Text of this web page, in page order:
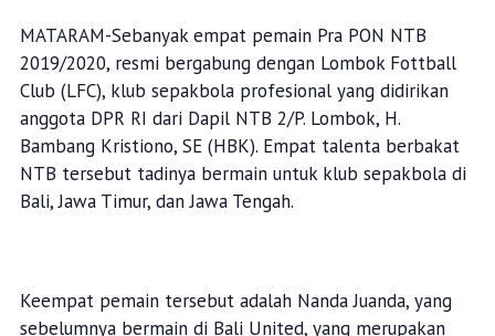
MATARAM-Sebanyak empat pemain Pra PON NTB
2019/2020, resmi bergabung dengan Lombok Fottball
Club (LFC), klub sepakbola profesional yang didirikan
anggota DPR RI dari Dapil NTB 2/P. Lombok, H.
Bambang Kristiono, SE (HBK). Empat talenta berbakat
NTB tersebut tadinya bermain untuk klub sepakbola di
Bali, Jawa Timur, dan Jawa Tengah.
Keempat pemain tersebut adalah Nanda Juanda, yang
sebelumnya bermain di Bali United, yang merupakan